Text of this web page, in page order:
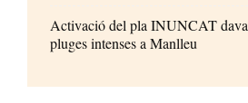
Activació del pla INUNCAT
pluges intenses a Manlleu